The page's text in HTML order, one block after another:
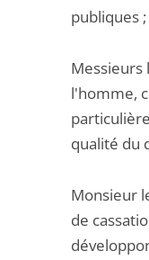
publiques ;
Messieurs
l'homme,
qualité du
Monsieur
de